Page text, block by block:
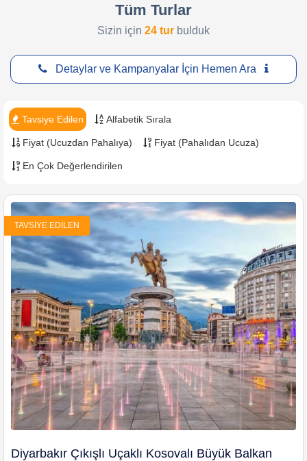
KVKK Aydınlatma Metni
Mesafeli Satış Sözleşmesi
Şirketlere Özel
Yunanistan Turları
Vizesiz Turlar
Malatya Çıkışlı Turlar
Tüm Turlar
Sizin için 24 tur bulduk
Detaylar ve Kampanyalar İçin Hemen Ara
Tavsiye Edilen Alfabetik Sırala
Fiyat (Ucuzdan Pahalıya) Fiyat (Pahalıdan Ucuza)
En Çok Değerlendirilen
TAVSIYE EDILEN
Diyarbakır Çıkışlı Uçaklı Kosovalı Büyük Balkan